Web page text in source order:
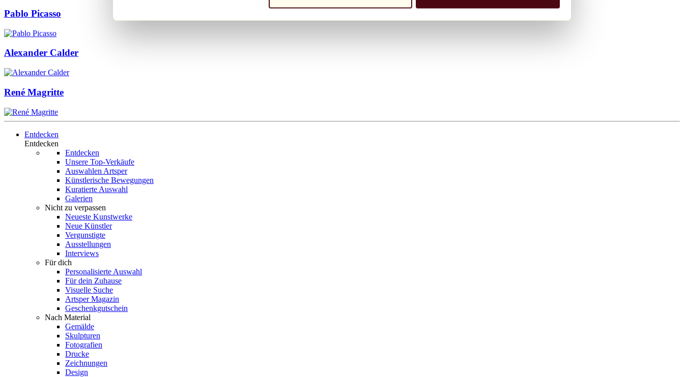
Pablo Picasso
Alexander Calder
René Magritte
Entdecken
Entdecken
Entdecken
Unsere Top-Verkäufe
Auswahlen Artsper
Künstlerische Bewegungen
Kuratierte Auswahl
Galerien
Nicht zu verpassen
Neueste Kunstwerke
Neue Künstler
Vergunstigte
Ausstellungen
Interviews
Für dich
Personalisierte Auswahl
Für dein Zuhause
Visuelle Suche
Artsper Magazin
Geschenkgutschein
Nach Material
Gemälde
Skulpturen
Fotografien
Drucke
Zeichnungen
Design